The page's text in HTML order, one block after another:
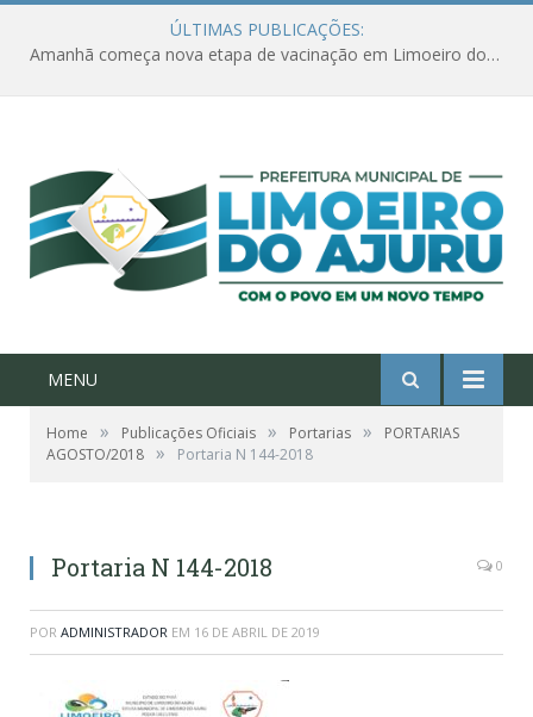
ÚLTIMAS PUBLICAÇÕES:
Amanhã começa nova etapa de vacinação em Limoeiro do Ajuru para idosos com 65 ou mais
MENU
Home » Publicações Oficiais » Portarias »
PORTARIAS
AGOSTO/2018 » Portaria N 144-2018
Portaria N 144-2018 0
POR ADMINISTRADOR EM 16 DE ABRIL DE 2019